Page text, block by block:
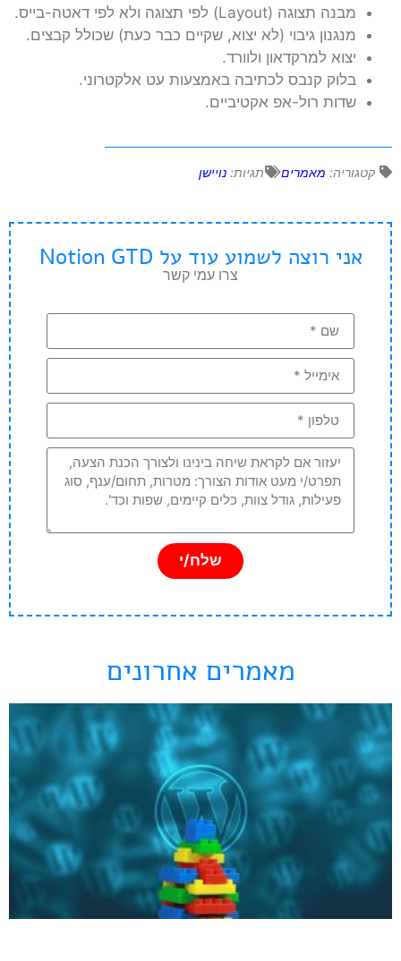
מבנה תצוגה (Layout) לפי תצוגה ולא לפי דאטה-בייס.
מנגנון גיבוי (לא יצוא, שקיים כבר כעת) שכולל קבצים.
יצוא למרקדאון ולוורד.
בלוק קנבס לכתיבה באמצעות עט אלקטרוני.
שדות רול-אפ אקטיביים.
קטגוריה: מאמרים תגיות: נויישן
אני רוצה לשמוע עוד על Notion GTD
צרו עמי קשר
שלח/י
מאמרים אחרונים